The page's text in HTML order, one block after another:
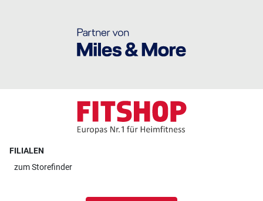
FILIALEN
zumStorefinder